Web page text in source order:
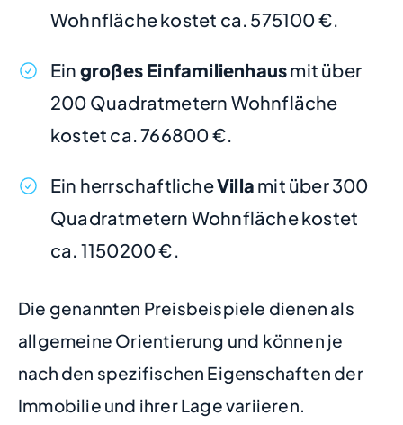
Wohnfläche kostet ca. 575100 €.
Ein großes Einfamilienhausmit über
200 Quadratmetern Wohnfläche
kostet ca. 766800 €.
Ein herrschaftlicheVilla mit über 300
Quadratmetern Wohnfläche kostet
ca. 1150200 €.
Die genannten Preisbeispiele dienen als
allgemeine Orientierung und können je
nach den spezifischen Eigenschaften der
Immobilie und ihrer Lage variieren.